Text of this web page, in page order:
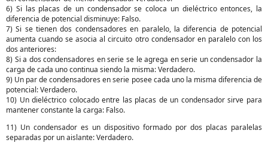
6) Si las placas de un condensador se coloca un dieléctrico entonces, la
diferencia de potencial disminuye: Falso.
7) Si se tienen dos condensadores en paralelo, la diferencia de potencial
aumenta cuando se asocia al circuito otro condensador en paralelo con los
dos anteriores:
8) Si a dos condensadores en serie se le agrega en serie un condensador la
carga de cada uno continua siendo la misma: Verdadero.
9) Un par de condensadores en serie posee cada uno la misma diferencia de
potencial: Verdadero.
10) Un dieléctrico colocado entre las placas de un condensador sirve para
mantener constante la carga: Falso.
11) Un condensador es un dispositivo formado por dos placas paralelas
separadas por un aislante: Verdadero.